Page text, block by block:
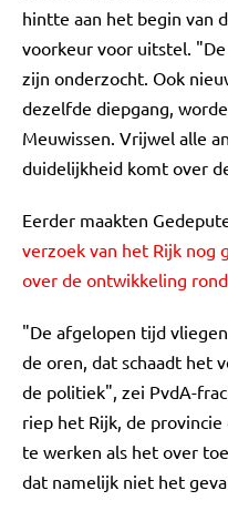
hintte aan het begin van
voorkeur voor uitstel.
zijn onderzocht. Ook
dezelfde diepgang,
Meuwissen. Vrijwel alle
duidelijkheid komt over
Eerder maakten
verzoek van het Rijk nog
over de ontwikkeling
"De afgelopen tijd
de oren, dat schaadt het
de politiek", zei PvdA-
riep het Rijk, de
te werken als het over
dat namelijk niet het